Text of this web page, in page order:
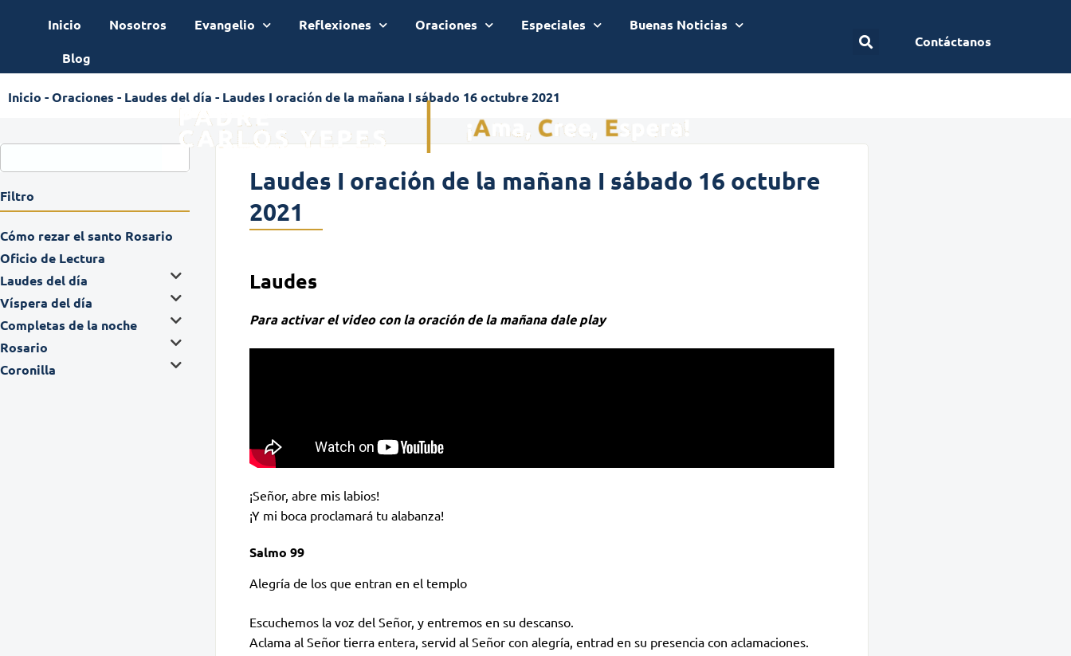
Inicio Nosotros Evangelio Reflexiones Oraciones Especiales
Buenas Noticias
Blog
Contáctanos
Inicio -Oraciones - Laudes del día - Laudes I oración de la mañana I sábado 16 octubre 2021
Filtro
Cómo rezar el santo Rosario
Oficio de Lectura
Laudes del día
Víspera del día
Completas de la noche
Rosario
Coronilla
Laudes I oración de la mañana I sábado 16 octubre
2021
Laudes
Para activar el video con la oración de la mañana dale play
¡Señor, abre mis labios!
¡Y mi boca proclamará tu alabanza!
Salmo 99
Alegría de los que entran en el templo
Escuchemos la voz del Señor, y entremos en su descanso.
Aclama al Señor tierra entera, servid al Señor con alegría, entrad en su presencia con aclamaciones.